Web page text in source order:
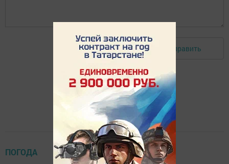
Авторизоваться Отправить
ПОГОДА